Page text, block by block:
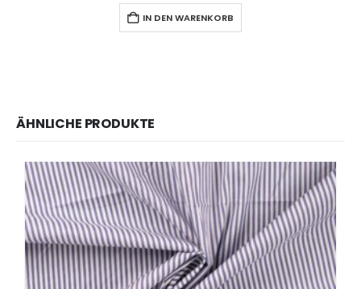
IN DEN WARENKORB
ÄHNLICHE PRODUKTE